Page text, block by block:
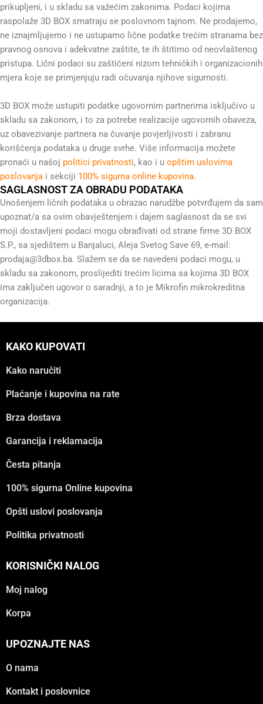
prikupljeni, i u skladu sa važećim zakonima. Podaci kojima
raspolaže 3D BOX smatraju se poslovnom tajnom. Ne prodajemo,
ne iznajmljujemo i ne ustupamo lične podatke trećim stranama bez
pravnog osnova i adekvatne zaštite, te ih štitimo od neovlaštenog
pristupa. Lični podaci su zaštićeni nizom tehničkih i organizacionih
mjera koje se primjenjuju radi očuvanja njihove sigurnosti.
3D BOX može ustupiti podatke ugovornim partnerima isključivo u
skladu sa zakonom, i to za potrebe realizacije ugovornih obaveza,
uz obavezivanje partnera na čuvanje povjerljivosti i zabranu
korišćenja podataka u druge svrhe. Više informacija možete
pronaći u našoj politici privatnosti, kao i u opštim uslovima
poslovanja i sekciji 100% sigurna online kupovina.
SAGLASNOST ZA OBRADU PODATAKA
Unošenjem ličnih podataka u obrazac narudžbe potvrđujem da sam
upoznat/a sa ovim obavještenjem i dajem saglasnost da se svi
moji dostavljeni podaci mogu obrađivati od strane firme 3D BOX
S.P., sa sjedištem u Banjaluci, Aleja Svetog Save 69, e-mail:
prodaja@3dbox.ba. Slažem se da se navedeni podaci mogu, u
skladu sa zakonom, proslijediti trećim licima sa kojima 3D BOX
ima zaključen ugovor o saradnji, a to je Mikrofin mikrokreditna
organizacija.
KAKO KUPOVATI
Kako naručiti
Plaćanje i kupovina na rate
Brza dostava
Garancija i reklamacija
Česta pitanja
100% sigurna Online kupovina
Opšti uslovi poslovanja
Politika privatnosti
KORISNIČKI NALOG
Moj nalog
Korpa
UPOZNAJTE NAS
O nama
Kontakt i poslovnice